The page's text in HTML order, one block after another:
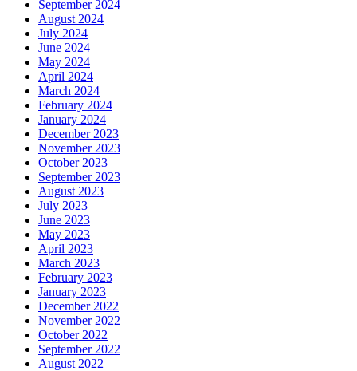
September 2024
August 2024
July 2024
June 2024
May 2024
April 2024
March 2024
February 2024
January 2024
December 2023
November 2023
October 2023
September 2023
August 2023
July 2023
June 2023
May 2023
April 2023
March 2023
February 2023
January 2023
December 2022
November 2022
October 2022
September 2022
August 2022